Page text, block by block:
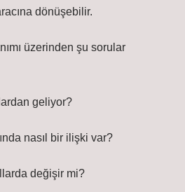
dönüşebilir.
üzerinden şu sorular
geliyor?
nasıl bir ilişki var?
değişir mi?